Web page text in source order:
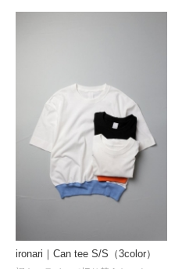
ironari｜Can tee S/S（3color）